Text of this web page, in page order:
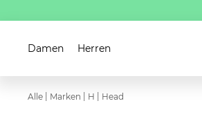
Damen Herren
Alle Marken H Head